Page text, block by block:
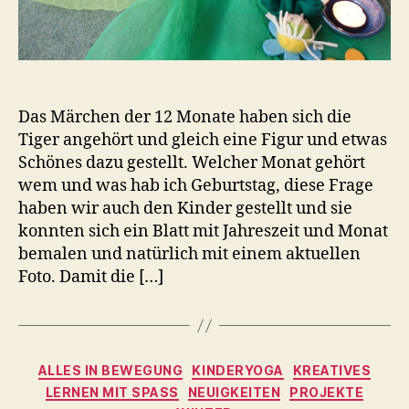
Das Märchen der 12 Monate haben sich die
Tiger angehört und gleich eine Figur und etwas
Schönes dazu gestellt. Welcher Monat gehört
wem und was hab ich Geburtstag, diese Frage
haben wir auch den Kinder gestellt und sie
konnten sich ein Blatt mit Jahreszeit und Monat
bemalen und natürlich mit einem aktuellen
Foto. Damit die […]
Kategorien
ALLES IN BEWEGUNG KINDERYOGA
KREATIVES
LERNEN MIT SPASS
NEUIGKEITEN
PROJEKTE